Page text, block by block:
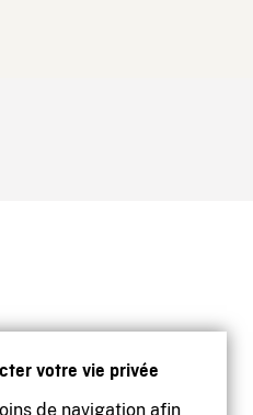
votre vie privée
de navigation afin